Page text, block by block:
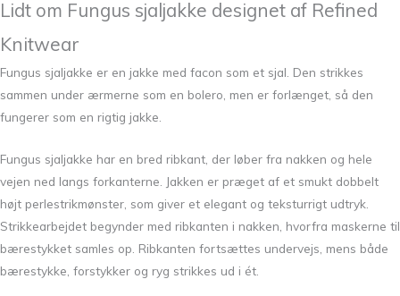
Lidt om Fungus sjaljakke designet af Refined
Knitwear
Fungus sjaljakke er en jakke med facon som et sjal. Den strikkes
sammen under ærmerne som en bolero, men er forlænget, så den
fungerer som en rigtig jakke.
Fungus sjaljakke har en bred ribkant, der løber fra nakken og hele
vejen ned langs forkanterne. Jakken er præget af et smukt dobbelt
højt perlestrikmønster, som giver et elegant og teksturrigt udtryk.
Strikkearbejdet begynder med ribkanten i nakken, hvorfra maskerne til
bærestykket samles op. Ribkanten fortsættes undervejs, mens både
bærestykke, forstykker og ryg strikkes ud i ét.